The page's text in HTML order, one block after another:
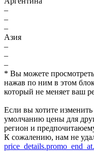
–
–
–
Азия
–
–
–
* Вы можете
нажав по ним в этом
который не меняет ваш
Если вы хотите
умолчанию цены для
регион и
К сожалению, нам не